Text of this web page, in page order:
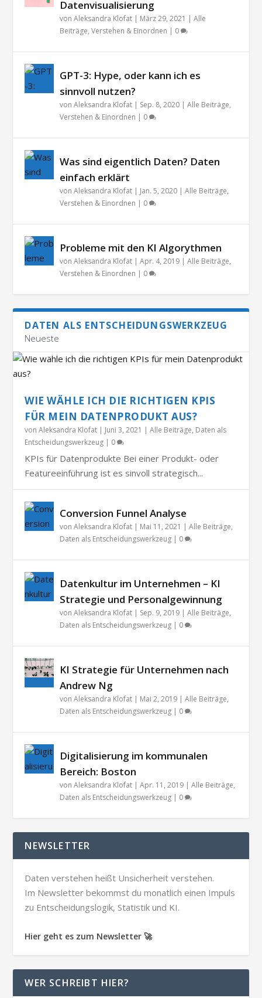
Datenvisualisierung
vonAleksandra Klofat | März 29, 2021 |Alle
Beiträge,Verstehen & Einordnen | 0
GPT-3: Hype, oder kann ich es
sinnvoll nutzen?
vonAleksandra Klofat | Sep. 8, 2020 |Alle Beiträge,
Verstehen & Einordnen | 0
Was sind eigentlich Daten? Daten
einfach erklärt
vonAleksandra Klofat | Jan. 5, 2020 |Alle Beiträge,
Verstehen & Einordnen | 0
Probleme mit den KI Algorythmen
vonAleksandra Klofat |Apr. 4, 2019 |Alle Beiträge,
Verstehen & Einordnen | 0
DATEN ALS ENTSCHEIDUNGSWERKZEUG
Neueste
WIE WÄHLE ICH DIE RICHTIGEN KPIS
FÜR MEIN DATENPRODUKT AUS?
vonAleksandra Klofat | Juni 3, 2021 |Alle Beiträge, Daten als
Entscheidungswerkzeug | 0
KPIs für Datenprodukte Bei einer Produkt- oder
Featureeinführung ist es sinvoll strategisch...
Conversion Funnel Analyse
vonAleksandra Klofat | Mai 11, 2021 |Alle Beiträge,
Daten als Entscheidungswerkzeug | 0
Datenkultur im Unternehmen – KI
Strategie und Personalgewinnung
vonAleksandra Klofat | Sep. 9, 2019 |Alle Beiträge,
Daten als Entscheidungswerkzeug | 0
KI Strategie für Unternehmen nach
Andrew Ng
vonAleksandra Klofat | Mai 2, 2019 |Alle Beiträge,
Daten als Entscheidungswerkzeug | 0
Digitalisierung im kommunalen
Bereich: Boston
vonAleksandra Klofat |Apr. 11, 2019 |Alle Beiträge,
Daten als Entscheidungswerkzeug | 0
NEWSLETTER
Daten verstehen heißt Unsicherheit verstehen.
Im Newsletter bekommst du monatlich einen Impuls
zu Entscheidungslogik, Statistik und KI.
Hier geht es zum Newsletter 🚀
WER SCHREIBT HIER?